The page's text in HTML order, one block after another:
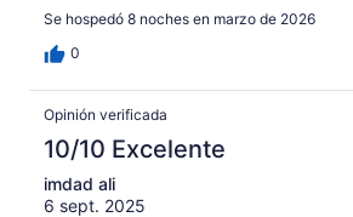
Se hospedó 8 noches en marzo de 2026
0
Opinión verificada
10/10 Excelente
imdad ali
6 sept. 2025